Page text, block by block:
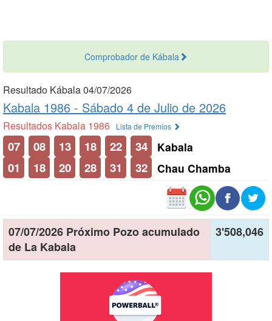
Comprobador de Kábala
Resultado Kábala 04/07/2026
Kabala 1986 - Sábado 4 de Julio de 2026
Resultados Kabala 1986 Lista de Premios
07 08 13 18 22 34 Kabala
01 18 20 28 31 32 Chau Chamba
07/07/2026 Próximo Pozo acumulado
de La Kabala
3'508,046